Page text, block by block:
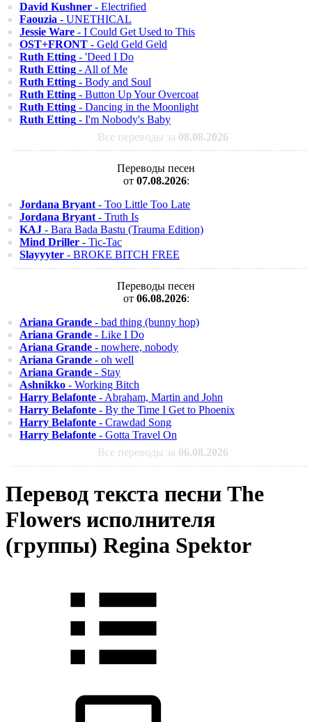
David Kushner - Electrified
Faouzia - UNETHICAL
Jessie Ware - I Could Get Used to This
OST+FRONT - Geld Geld Geld
Ruth Etting - 'Deed I Do
Ruth Etting - All of Me
Ruth Etting - Body and Soul
Ruth Etting - Button Up Your Overcoat
Ruth Etting - Dancing in the Moonlight
Ruth Etting - I'm Nobody's Baby
Все переводы за 08.08.2026
Переводы песен
от 07.08.2026:
Jordana Bryant - Too Little Too Late
Jordana Bryant - Truth Is
KAJ - Bara Bada Bastu (Trauma Edition)
Mind Driller - Tic-Tac
Slayyyter - BROKE BITCH FREE
Переводы песен
от 06.08.2026:
Ariana Grande - bad thing (bunny hop)
Ariana Grande - Like I Do
Ariana Grande - nowhere, nobody
Ariana Grande - oh well
Ariana Grande - Stay
Ashnikko - Working Bitch
Harry Belafonte - Abraham, Martin and John
Harry Belafonte - By the Time I Get to Phoenix
Harry Belafonte - Crawdad Song
Harry Belafonte - Gotta Travel On
Все переводы за 06.08.2026
Перевод текста песни The
Flowers исполнителя
(группы) Regina Spektor